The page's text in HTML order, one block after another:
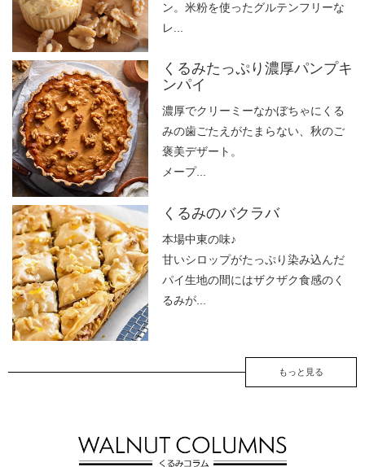
ン。米粉を使ったグルテンフリーな
レ...
くるみたっぷり濃厚パンプキ
ンパイ
濃厚でクリーミーなかぼちゃにくる
みの歯ごたえがたまらない、秋のご
褒美デザート。
メープ...
くるみのバクラバ
本場中東の味♪
甘いシロップがたっぷり染み込んだ
パイ生地の間にはザクザク食感のく
るみが...
もっと見る